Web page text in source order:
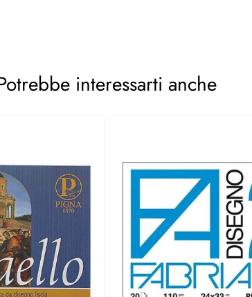
interessarti anche